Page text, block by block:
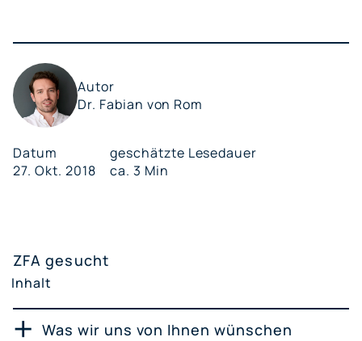
Autor
Dr. Fabian von Rom
Datum
27. Okt. 2018
geschätzte Lesedauer
ca. 3 Min
ZFA gesucht
Inhalt
Was wir uns von Ihnen wünschen